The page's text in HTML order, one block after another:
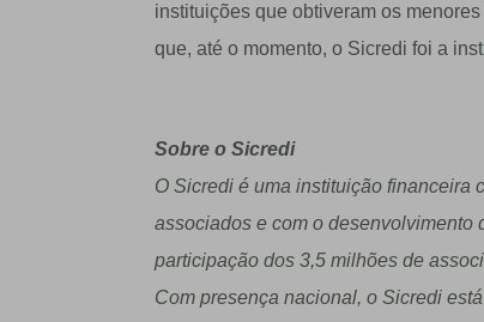
instituições que obtiveram os
que, até o momento, o Sicredi foi a
Sobre o Sicredi
O Sicredi é uma instituição financeira
associados e com o desenvolvimento
participação dos 3,5 milhões de
Com presença nacional, o Sicredi